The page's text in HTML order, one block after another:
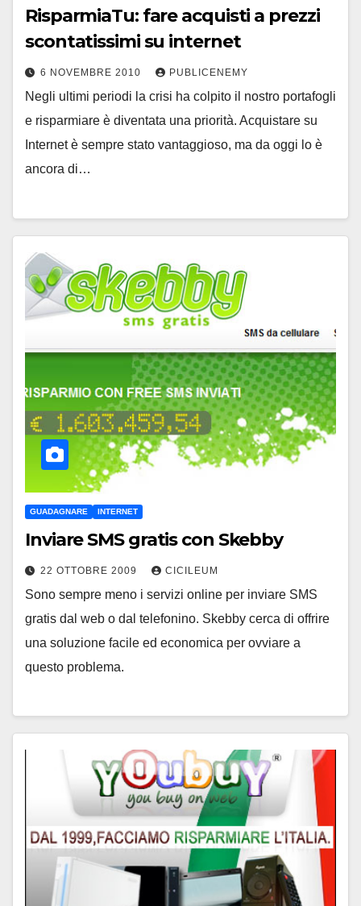
RisparmiaTu: fare acquisti a prezzi
scontatissimi su internet
6 NOVEMBRE 2010 PUBLICENEMY
Negli ultimi periodi la crisi ha colpito il nostro portafogli
e risparmiare è diventata una priorità. Acquistare su
Internet è sempre stato vantaggioso, ma da oggi lo è
ancora di…
GUADAGNARE INTERNET
Inviare SMS gratis con Skebby
22 OTTOBRE 2009 CICILEUM
Sono sempre meno i servizi online per inviare SMS
gratis dal web o dal telefonino. Skebby cerca di offrire
una soluzione facile ed economica per ovviare a
questo problema.